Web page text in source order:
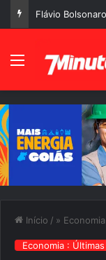
Menu
Início / » Economia
Economia :